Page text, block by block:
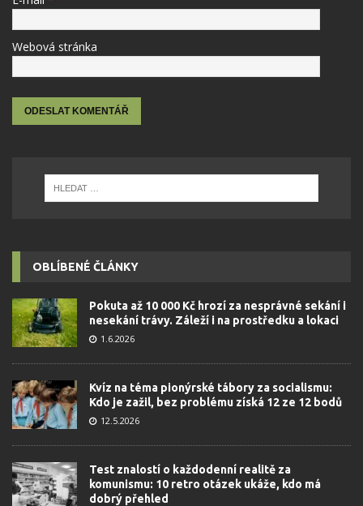
Webová stránka
OBLÍBENÉ ČLÁNKY
Pokuta až 10 000 Kč hrozí za nesprávné sekání i
nesekání trávy. Záleží i na prostředku a lokaci
1.6.2026
Kvíz na téma pionýrské tábory za socialismu:
Kdo je zažil, bez problému získá 12 ze 12 bodů
12.5.2026
Test znalostí o každodenní realitě za
komunismu: 10 retro otázek ukáže, kdo má
dobrý přehled